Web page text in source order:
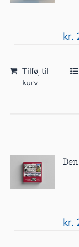
kr.
Tilføj til
kurv
kr.